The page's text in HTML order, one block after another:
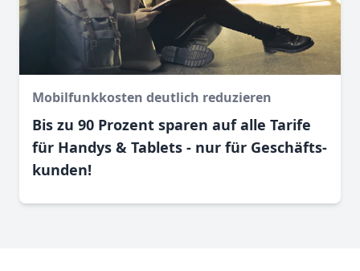
Mobilfunkkosten deutlich reduzieren
Bis zu 90 Prozent sparen auf alle Tarife
für Handys & Tablets - nur für Geschäfts­
kunden!